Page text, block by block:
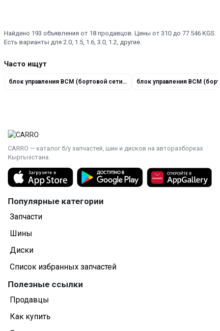
Найдено 193 объявления от 18 продавцов. Цены от 310 до 77 546 KGS.
Есть варианты для 2.0, 1.5, 1.6, 3.0, 1.2, другие.
Часто ищут
блок управления BCM (бортовой сети) 1010906-00-D
CARRO — каталог б/у запчастей, шин и дисков на авторазборках
Кыргызстана.
Популярные категории
Запчасти
Шины
Диски
Список избранных запчастей
Полезные ссылки
Продавцы
Как купить